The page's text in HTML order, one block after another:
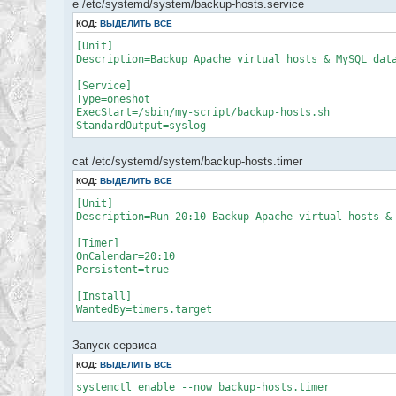
echo "$(date) Архивирование хостов WEB-сервера
echo "$(date) Созание архивных копий баз данных
while read line2
do
[a-zA-Z]* )
if [ -d $line ]
then
backup=`date +%H-
mysqldump -uroot -pRootMySQL --add-drop-
then
echo "$(date) Создан архив $backup
fi
else
echo "$(date) Ошибка создания архива.
;;
esac
done < $db
echo "$(date) Архивирование Баз Данных MySQL-
echo "$(date) Архивирование каталогов и файлов" >>
cd /var
tar -zcf $BACKUP_PATH$DATE/`date +%H-%M`.named.tar
cd /
tar -zcf $BACKUP_PATH$DATE/`date +%H-%M`.etc.tar etc
tar -zcf $BACKUP_PATH$DATE/`date +%H-
e /etc/systemd/system/backup-hosts.service
КОД: ВЫДЕЛИТЬ ВСЕ
[Unit]
Description=Backup Apache virtual hosts & MySQL
[Service]
Type=oneshot
ExecStart=/sbin/my-script/backup-hosts.sh
StandardOutput=syslog
cat /etc/systemd/system/backup-hosts.timer
КОД: ВЫДЕЛИТЬ ВСЕ
[Unit]
Description=Run 20:10 Backup Apache virtual hosts &
[Timer]
OnCalendar=20:10
Persistent=true
[Install]
WantedBy=timers.target
Запуск сервиса
КОД: ВЫДЕЛИТЬ ВСЕ
systemctl enable --now backup-hosts.timer